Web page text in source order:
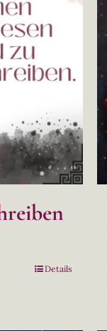
Details